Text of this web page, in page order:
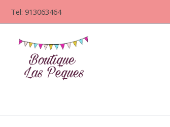
Tel: 913063464